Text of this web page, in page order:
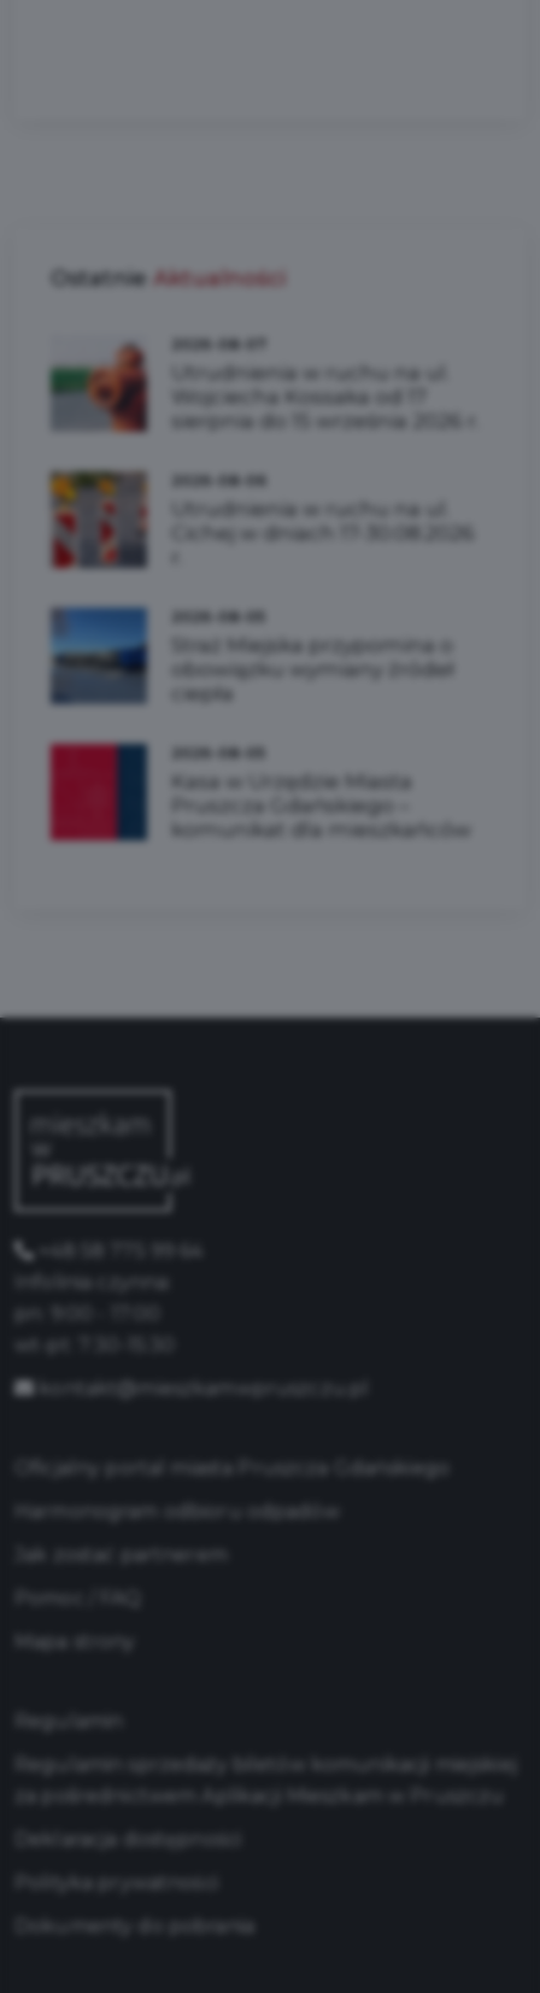
Ostatnie Aktualności
Utrudnienia w ruchu na ul.
Wojciecha Kossaka od 17
sierpnia do 15 września 2026 r.
Utrudnienia w ruchu na ul.
Cichej w dniach 17-30.08.2026
Straż Miejska przypomina o
obowiązku wymiany źródeł
ciepła
Kasa w Urzędzie Miasta
Pruszcza Gdańskiego –
komunikat dla mieszkańców
+48 58 775 99 64
Infolinia czynna:
kontakt@mieszkamwpruszczu.pl
Oficjalny portal miasta Pruszcza Gdańskiego
Harmonogram odbioru odpadów
Jak zostać partnerem
Mapa strony
Regulamin
Regulamin sprzedaży biletów komunikacji miejskiej
za pośrednictwem Aplikacji Mieszkam w Pruszczu
Deklaracja dostępności
Polityka prywatności
Dokumenty do pobrania